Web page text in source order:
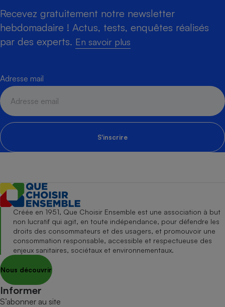
Recevez gratuitement notre newsletter
hebdomadaire ! Actus, tests, enquêtes réalisés
par des experts. En savoir plus
Adresse mail
S'inscrire
Créée en 1951, Que Choisir Ensemble est une association à but
non lucratif qui agit, en toute indépendance, pour défendre les
droits des consommateurs et des usagers, et promouvoir une
consommation responsable, accessible et respectueuse des
enjeux sanitaires, sociétaux et environnementaux.
Nous découvrir
Informer
S’abonner au site